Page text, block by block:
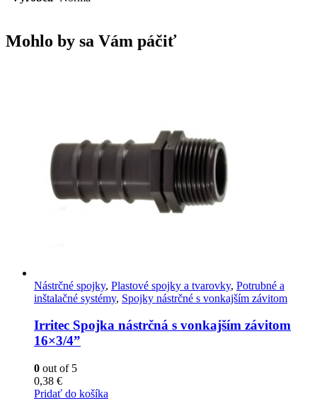
Mohlo by sa Vám páčiť
Nástrčné spojky, Plastové spojky a tvarovky, Potrubné a
inštalačné systémy, Spojky nástrčné s vonkajším závitom
Irritec Spojka nástrčná s vonkajším závitom
16×3/4”
0 out of 5
0,38 €
Pridať do košíka